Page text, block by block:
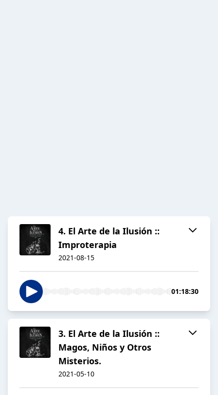
4. El Arte de la Ilusión ::
Improterapia
2021-08-15
01:18:30
3. El Arte de la Ilusión ::
Magos, Niños y Otros
Misterios.
2021-05-10